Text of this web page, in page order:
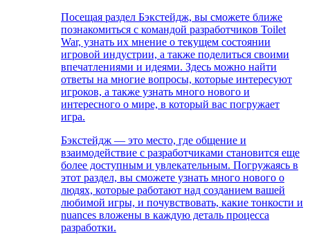
Посещая раздел Бэкстейдж, вы сможете ближе
познакомиться с командой разработчиков Toilet
War, узнать их мнение о текущем состоянии
игровой индустрии, а также поделиться своими
впечатлениями и идеями. Здесь можно найти
ответы на многие вопросы, которые интересуют
игроков, а также узнать много нового и
интересного о мире, в который вас погружает
игра.
Бэкстейдж — это место, где общение и
взаимодействие с разработчиками становится еще
более доступным и увлекательным. Погружаясь в
этот раздел, вы сможете узнать много нового о
людях, которые работают над созданием вашей
любимой игры, и почувствовать, какие тонкости и
nuances вложены в каждую деталь процесса
разработки.